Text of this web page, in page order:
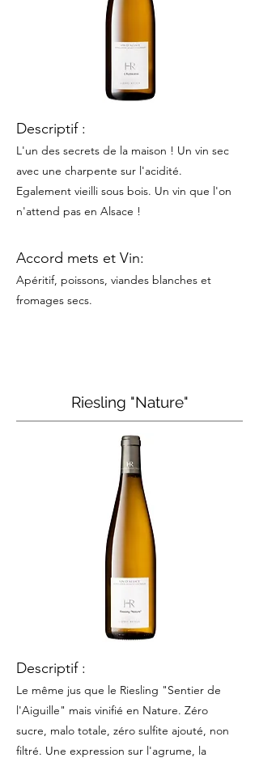
Descriptif :
L'un des secrets de la maison ! Un vin sec
avec une charpente sur l'acidité.
Egalement vieilli sous bois. Un vin que l'on
n'attend pas en Alsace !
Accord mets et Vin:
Apéritif, poissons, viandes blanches et
fromages secs.
Riesling "Nature"
Descriptif :
Le même jus que le Riesling "Sentier de
l'Aiguille" mais vinifié en Nature. Zéro
sucre, malo totale, zéro sulfite ajouté, non
filtré. Une expression sur l'agrume, la